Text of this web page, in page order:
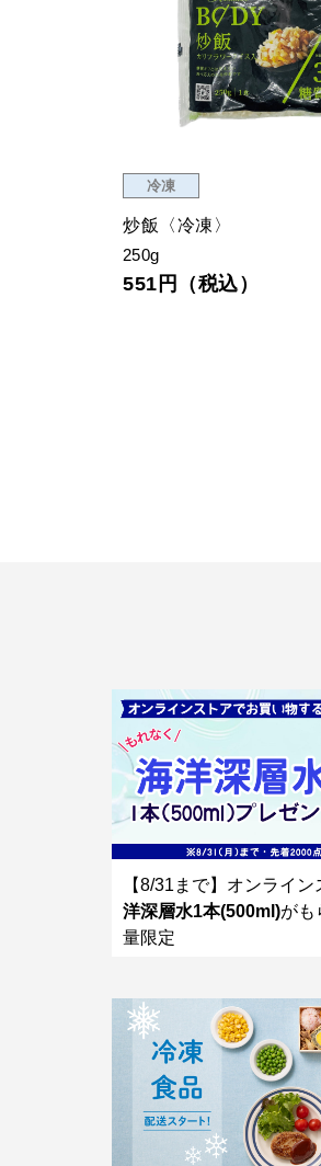
冷凍
炒飯〈冷凍〉
250g
551円（税込）
【8/31まで】オンライン
洋深層水1本(500ml)が
量限定